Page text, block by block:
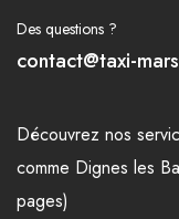
Des questions ?
contact@taxi-
Découvrez nos
comme Dignes les
pages)